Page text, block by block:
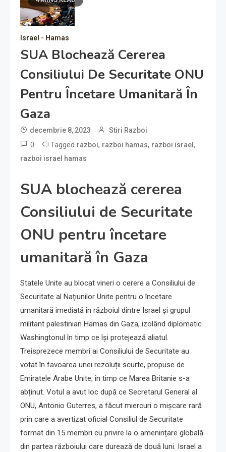
Israel - Hamas
SUA Blochează Cererea
Consiliului De Securitate ONU
Pentru Încetare Umanitară În
Gaza
decembrie 8, 2023 Stiri Razboi
0 Tagged razboi, razboi hamas, razboi israel ,
razboi israel hamas
SUA blochează cererea
Consiliului de Securitate
ONU pentru încetare
umanitară în Gaza
Statele Unite au blocat vineri o cerere a Consiliului de
Securitate al Națiunilor Unite pentru o încetare
umanitară imediată în războiul dintre Israel și grupul
militant palestinian Hamas din Gaza, izolând diplomatic
Washingtonul în timp ce își protejează aliatul.
Treisprezece membri ai Consiliului de Securitate au
votat în favoarea unei rezoluții scurte, propuse de
Emiratele Arabe Unite, în timp ce Marea Britanie s-a
abținut. Votul a avut loc după ce Secretarul General al
ONU, Antonio Guterres, a făcut miercuri o mișcare rară
prin care a avertizat oficial Consiliul de Securitate
format din 15 membri cu privire la o amenințare globală
din partea războiului care durează de două luni. Israel a